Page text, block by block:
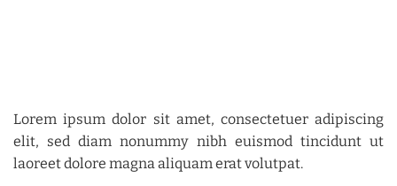
Lorem ipsum dolor sit amet, consectetuer adipiscing
elit, sed diam nonummy nibh euismod tincidunt ut
laoreet dolore magna aliquam erat volutpat.